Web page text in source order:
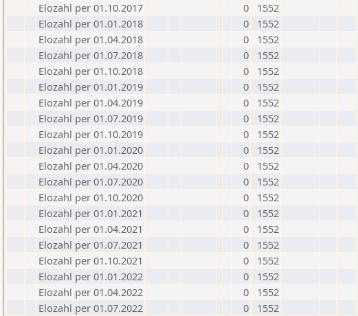
Elozahl per 01.10.2017
0
1552
Elozahl per 01.01.2018
0
1552
Elozahl per 01.04.2018
0
1552
Elozahl per 01.07.2018
0
1552
Elozahl per 01.10.2018
0
1552
Elozahl per 01.01.2019
0
1552
Elozahl per 01.04.2019
0
1552
Elozahl per 01.07.2019
0
1552
Elozahl per 01.10.2019
0
1552
Elozahl per 01.01.2020
0
1552
Elozahl per 01.04.2020
0
1552
Elozahl per 01.07.2020
0
1552
Elozahl per 01.10.2020
0
1552
Elozahl per 01.01.2021
0
1552
Elozahl per 01.04.2021
0
1552
Elozahl per 01.07.2021
0
1552
Elozahl per 01.10.2021
0
1552
Elozahl per 01.01.2022
0
1552
Elozahl per 01.04.2022
0
1552
Elozahl per 01.07.2022
0
1552